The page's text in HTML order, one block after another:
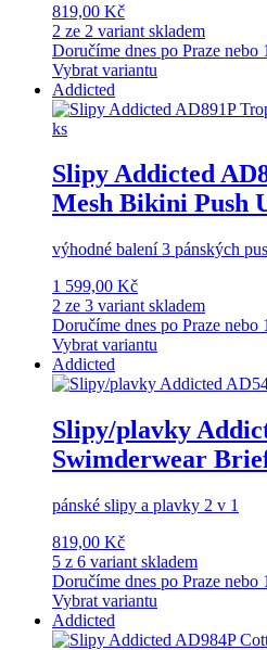
819,00 Kč
2 ze 2 variant skladem
Doručíme dnes po Praze nebo
Vybrat variantu
Addicted
Slipy Addicted
Mesh Bikini Push
výhodné balení 3 pánských
1 599,00 Kč
2 ze 3 variant skladem
Doručíme dnes po Praze nebo
Vybrat variantu
Addicted
Slipy/plavky
Swimderwear
pánské slipy a plavky 2 v 1
819,00 Kč
5 z 6 variant skladem
Doručíme dnes po Praze nebo
Vybrat variantu
Addicted